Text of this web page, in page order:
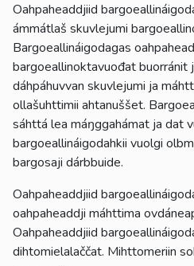
Oahpaheaddjiid
ámmátlaš skuvlejumi
Bargoeallináigodagas
bargoeallinoktavuođat buorránit
dáhpáhuvvan skuvlejumi ja
ollašuhttimii ahtanuššet.
sáhttá lea máŋggahámat ja dat
bargoeallináigodahkii vuolgi
bargosaji dárbbuide.
Oahpaheaddjiid
oahpaheaddji máhttima
Oahpaheaddjiid
dihtomielalaččat. Mihttomeriin